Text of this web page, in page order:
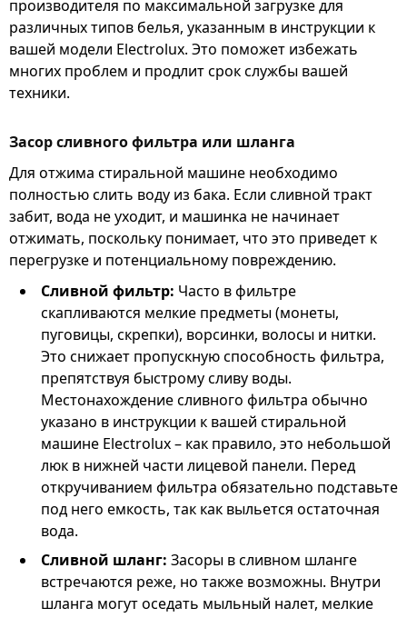
производителя по максимальной загрузке для
различных типов белья, указанным в инструкции к
вашей модели Electrolux. Это поможет избежать
многих проблем и продлит срок службы вашей
техники.
Засор сливного фильтра или шланга
Для отжима стиральной машине необходимо
полностью слить воду из бака. Если сливной тракт
забит, вода не уходит, и машинка не начинает
отжимать, поскольку понимает, что это приведет к
перегрузке и потенциальному повреждению.
Сливной фильтр: Часто в фильтре
скапливаются мелкие предметы (монеты,
пуговицы, скрепки), ворсинки, волосы и нитки.
Это снижает пропускную способность фильтра,
препятствуя быстрому сливу воды.
Местонахождение сливного фильтра обычно
указано в инструкции к вашей стиральной
машине Electrolux – как правило, это небольшой
люк в нижней части лицевой панели. Перед
откручиванием фильтра обязательно подставьте
под него емкость, так как выльется остаточная
вода.
Сливной шланг: Засоры в сливном шланге
встречаются реже, но также возможны. Внутри
шланга могут оседать мыльный налет, мелкие